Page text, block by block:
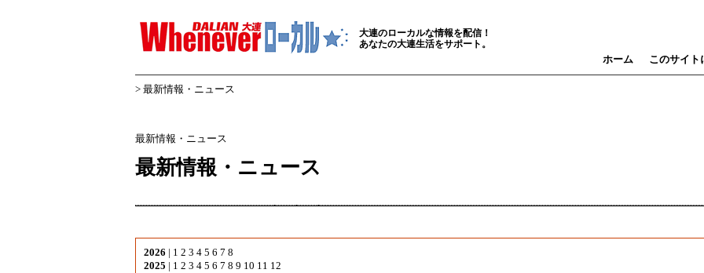
大連のローカルな情報を配信！
あなたの大連生活をサポート。
ホーム
このサイト
> 最新情報・ニュース
最新情報・ニュース
最新情報・ニュース
2026 1 2 3 4 5 6 7 8
2025
1 2 3 4 5 6 7 8 9 10 11 12